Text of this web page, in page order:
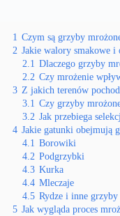
1 Czym są grzyby
2 Jakie walory smakowe i
2.1 Dlaczego grzyby
2.2 Czy mrożenie
3 Z jakich terenów
3.1 Czy grzyby
3.2 Jak przebiega
4 Jakie gatunki obejmują
4.1 Borowiki
4.2 Podgrzybki
4.3 Kurka
4.4 Mleczaje
4.5 Rydze i inne grzyby
5 Jak wygląda proces